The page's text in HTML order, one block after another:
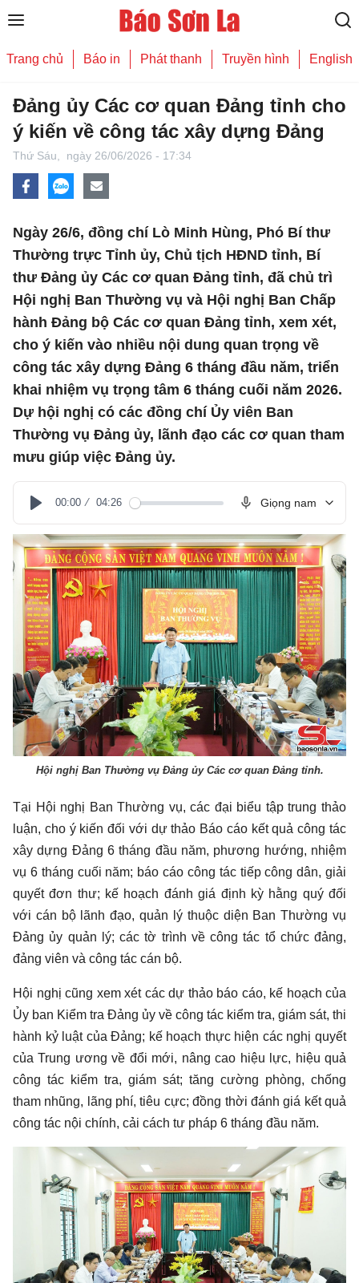
Trang chủ Báo in Phát thanh Truyền hình English
Đảng ủy Các cơ quan Đảng tỉnh cho
ý kiến về công tác xây dựng Đảng
Thứ Sáu, ngày 26/06/2026 - 17:34
Ngày 26/6, đồng chí Lò Minh Hùng, Phó Bí thư
Thường trực Tỉnh ủy, Chủ tịch HĐND tỉnh, Bí
thư Đảng ủy Các cơ quan Đảng tỉnh, đã chủ trì
Hội nghị Ban Thường vụ và Hội nghị Ban Chấp
hành Đảng bộ Các cơ quan Đảng tỉnh, xem xét,
cho ý kiến vào nhiều nội dung quan trọng về
công tác xây dựng Đảng 6 tháng đầu năm, triển
khai nhiệm vụ trọng tâm 6 tháng cuối năm 2026.
Dự hội nghị có các đồng chí Ủy viên Ban
Thường vụ Đảng ủy, lãnh đạo các cơ quan tham
mưu giúp việc Đảng ủy.
Play
00:00 04:26 Giọng nam
Hội nghị Ban Thường vụ Đảng ủy Các cơ quan Đảng tỉnh.
Tại Hội nghị Ban Thường vụ, các đại biểu tập trung thảo
luận, cho ý kiến đối với dự thảo Báo cáo kết quả công tác
xây dựng Đảng 6 tháng đầu năm, phương hướng, nhiệm
vụ 6 tháng cuối năm; báo cáo công tác tiếp công dân, giải
quyết đơn thư; kế hoạch đánh giá định kỳ hằng quý đối
với cán bộ lãnh đạo, quản lý thuộc diện Ban Thường vụ
Đảng ủy quản lý; các tờ trình về công tác tổ chức đảng,
đảng viên và công tác cán bộ.
Hội nghị cũng xem xét các dự thảo báo cáo, kế hoạch của
Ủy ban Kiểm tra Đảng ủy về công tác kiểm tra, giám sát, thi
hành kỷ luật của Đảng; kế hoạch thực hiện các nghị quyết
của Trung ương về đổi mới, nâng cao hiệu lực, hiệu quả
công tác kiểm tra, giám sát; tăng cường phòng, chống
tham nhũng, lãng phí, tiêu cực; đồng thời đánh giá kết quả
công tác nội chính, cải cách tư pháp 6 tháng đầu năm.